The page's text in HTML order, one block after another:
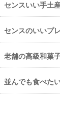
センスいい手土
センスのいいプ
老舗の高級和菓
並んでも食べた